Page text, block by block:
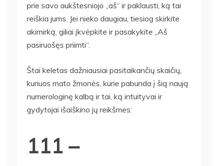
prie savo aukštesniojo „aš“ ir paklausti, ką tai
reiškia jums. Jei nieko daugiau, tiesiog skirkite
akimirką, giliai įkvėpkite ir pasakykite „Aš
pasiruošęs priimti“.
Štai keletas dažniausiai pasitaikančių skaičių,
kuriuos mato žmonės, kurie pabunda į šią naują
numerologinę kalbą ir tai, ką intuityvai ir
gydytojai išaiškino jų reikšmes:
111 –